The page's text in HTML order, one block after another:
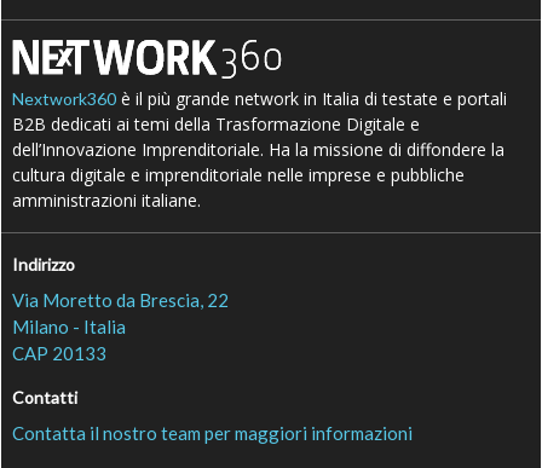
Nextwork360 è il più grande network in Italia di testate e portali
B2B dedicati ai temi della Trasformazione Digitale e
dell’Innovazione Imprenditoriale. Ha la missione di diffondere la
cultura digitale e imprenditoriale nelle imprese e pubbliche
amministrazioni italiane.
Indirizzo
Via Moretto da Brescia, 22
Milano - Italia
CAP 20133
Contatti
Contatta il nostro team per maggiori informazioni